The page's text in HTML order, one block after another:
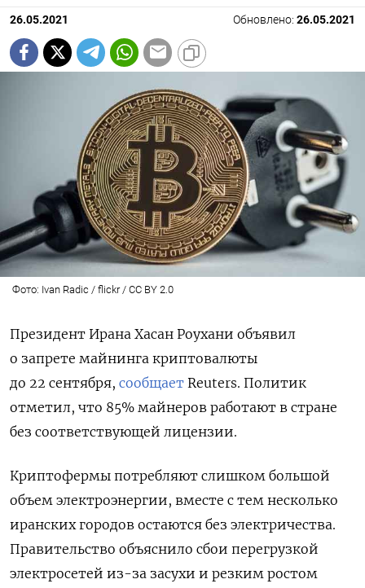
26.05.2021 Обновлено: 26.05.2021
Фото: Ivan Radic / flickr / CC BY 2.0
Президент Ирана Хасан Роухани объявил
о запрете майнинга криптовалюты
до 22 сентября, сообщает Reuters. Политик
отметил, что 85% майнеров работают в стране
без соответствующей лицензии.
Криптофермы потребляют слишком большой
объем электроэнергии, вместе с тем несколько
иранских городов остаются без электричества.
Правительство объяснило сбои перегрузкой
электросетей из-за засухи и резким ростом